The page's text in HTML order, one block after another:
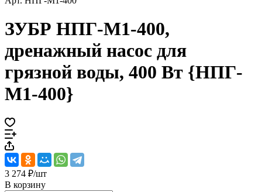
ЗУБР НПГ-М1-400,
дренажный насос для
грязной воды, 400 Вт {НПГ-
М1-400}
3 274 ₽/шт
В корзину